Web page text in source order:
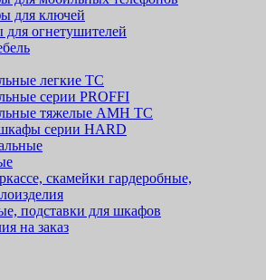
для ключей
огнетушителей
легкие ТС
серии PROFFI
тяжелые AMH TC
серии HARD
скамейки гардеробные,
подставки для шкафов
на заказ